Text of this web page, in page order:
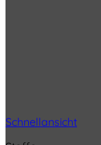
Schnellansicht